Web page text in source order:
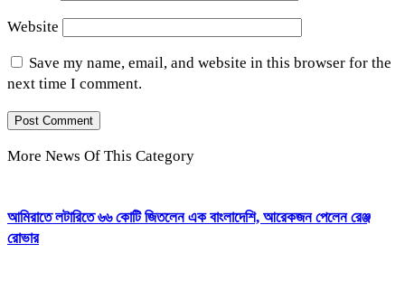
Website
Save my name, email, and website in this browser for the
next time I comment.
More News Of This Category
আমিরাতে লটারিতে ৬৬ কোটি জিতলেন এক বাংলাদেশি, আরেকজন পেলেন রেঞ্জ
রোভার